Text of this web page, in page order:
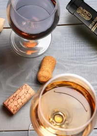
AÑADIR AL
Rioja
Predicador
Bodega
Guía
España